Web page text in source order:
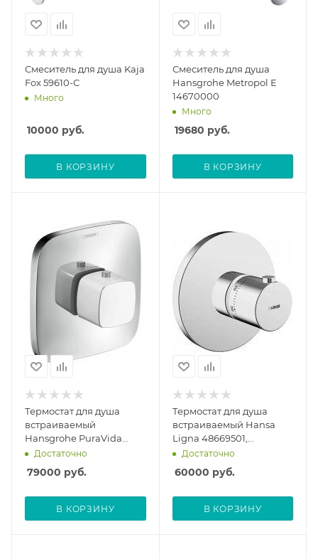
Смеситель для душа Kaja
Fox 59610-С
Много
10000 руб.
В КОРЗИНУ
Смеситель для душа
Hansgrohe Metropol E
14670000
Много
19680 руб.
В КОРЗИНУ
Термостат для душа
встраиваемый
Hansgrohe PuraVida
белый/хром 15772400,
без скрытой части
Достаточно
79000 руб.
В КОРЗИНУ
Термостат для душа
встраиваемый Hansa
Ligna 48669501,
внешняя часть
Достаточно
60000 руб.
В КОРЗИНУ